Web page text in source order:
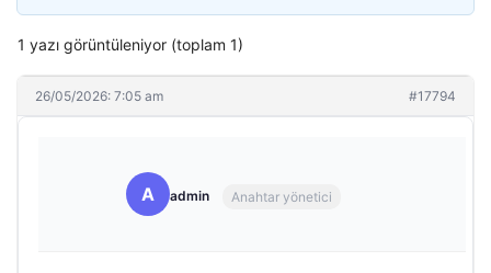
1 yazı görüntüleniyor (toplam 1)
26/05/2026: 7:05 am #17794
A admin Anahtar yönetici